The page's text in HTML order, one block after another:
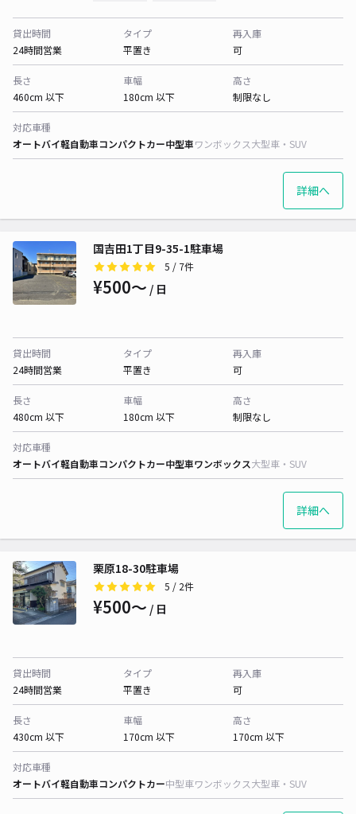
貸出時間
24時間営業
タイプ
平置き
再入庫
可
長さ
460cm 以下
車幅
180cm 以下
高さ
制限なし
対応車種
オートバイ軽自動車コンパクトカー中型車ワンボックス大型車・SUV
詳細へ
国吉田1丁目9-35-1駐車場
5 / 7件
¥500〜 / 日
貸出時間
24時間営業
タイプ
平置き
再入庫
可
長さ
480cm 以下
車幅
180cm 以下
高さ
制限なし
対応車種
オートバイ軽自動車コンパクトカー中型車ワンボックス大型車・SUV
詳細へ
栗原18-30駐車場
5 / 2件
¥500〜 / 日
貸出時間
24時間営業
タイプ
平置き
再入庫
可
長さ
430cm 以下
車幅
170cm 以下
高さ
170cm 以下
対応車種
オートバイ軽自動車コンパクトカー中型車ワンボックス大型車・SUV